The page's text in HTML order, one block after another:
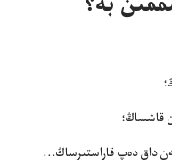
بە؟‏
قاشساڭ؛‏
داق دە‌پ قاراستىرساڭ.‏.‏.‏